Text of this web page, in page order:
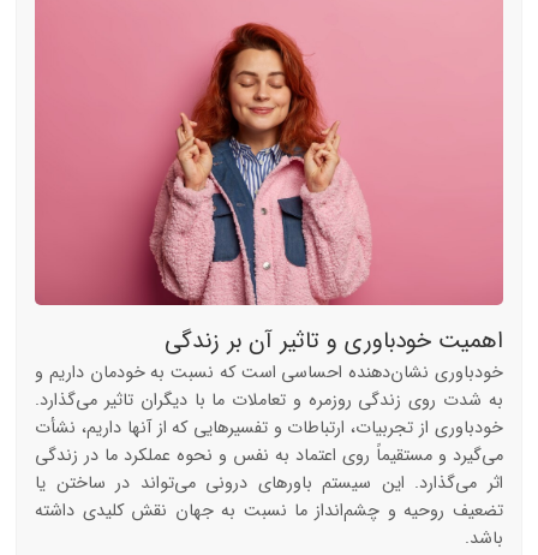
اهمیت خودباوری و تاثیر آن بر زندگی
خودباوری نشان‌دهنده احساسی است که نسبت به خودمان داریم و
به شدت روی زندگی روزمره و تعاملات ما با دیگران تاثیر می‌گذارد.
خودباوری از تجربیات، ارتباطات و تفسیرهایی که از آنها داریم، نشأت
می‌گیرد و مستقیماً روی اعتماد به نفس و نحوه عملکرد ما در زندگی
اثر می‌گذارد. این سیستم باورهای درونی می‌تواند در ساختن یا
تضعیف روحیه و چشم‌انداز ما نسبت به جهان نقش کلیدی داشته
باشد.